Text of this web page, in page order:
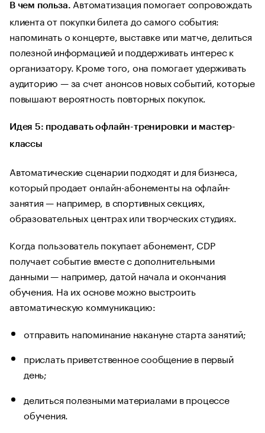
В чем польза.Автоматизация помогает сопровождать
клиента от покупки билета до самого события:
напоминать о концерте, выставке или матче, делиться
полезной информацией и поддерживать интерес к
организатору. Кроме того, она помогает удерживать
аудиторию — за счет анонсов новых событий, которые
повышают вероятность повторных покупок.
Идея 5: продавать офлайн-тренировки и мастер-
классы
Автоматические сценарии подходят и для бизнеса,
который продает онлайн-абонементы на офлайн-
занятия — например, в спортивных секциях,
образовательных центрах или творческих студиях.
Когда пользователь покупает абонемент, CDP
получает событие вместе с дополнительными
данными — например, датой начала и окончания
обучения. На их основе можно выстроить
автоматическую коммуникацию:
отправить напоминание накануне старта занятий;
прислать приветственное сообщение в первый
день;
делиться полезными материалами в процессе
обучения.